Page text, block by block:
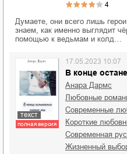
4
Думаете, они всего лишь
знаем, как именно выглядит
помощью к ведьмам и колд…
текст
полная версия
В конце
17.05.2023 10:07
Анара Дармс
любовные
современные
короткие
современная
жизненный